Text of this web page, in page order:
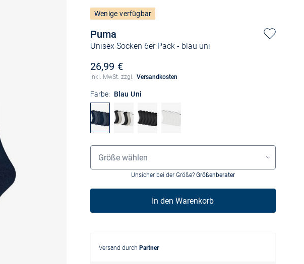
Puma
Unisex Socken 6er Pack- blau uni
Wenige verfügbar
26,99 €
Inkl. MwSt. zzgl. Versandkosten
Farbe: Blau Uni
Größenauswahl
Größe wählen
Unsicher bei der Größe? Größenberater
In den Warenkorb
Versand durch Partner